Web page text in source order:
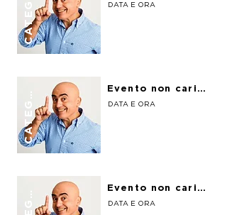
DATA E ORA
CATEGORIA Evento non caricato
DATA E ORA
Evento non caricato
DATA E ORA